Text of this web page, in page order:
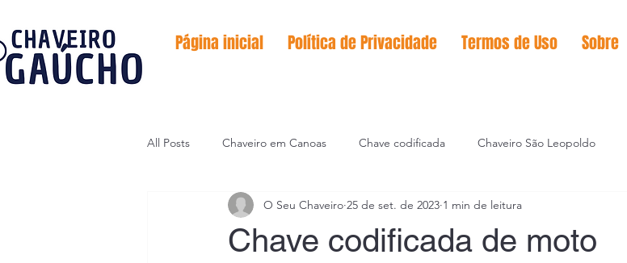
Página inicial Política de Privacidade Termos de Uso Sobre
All Posts Chaveiro em Canoas Chave codificada Chaveiro São Leopoldo
Serviço de emergências Codificação de chaves
Chave codificada de moto
O Seu Chaveiro 25 de set. de 2023 1 min de leitura